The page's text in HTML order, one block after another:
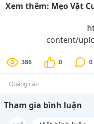
Xem thêm: Mẹo Vặt
content/
386 0 0
Quảng cáo
Tham gia bình luận